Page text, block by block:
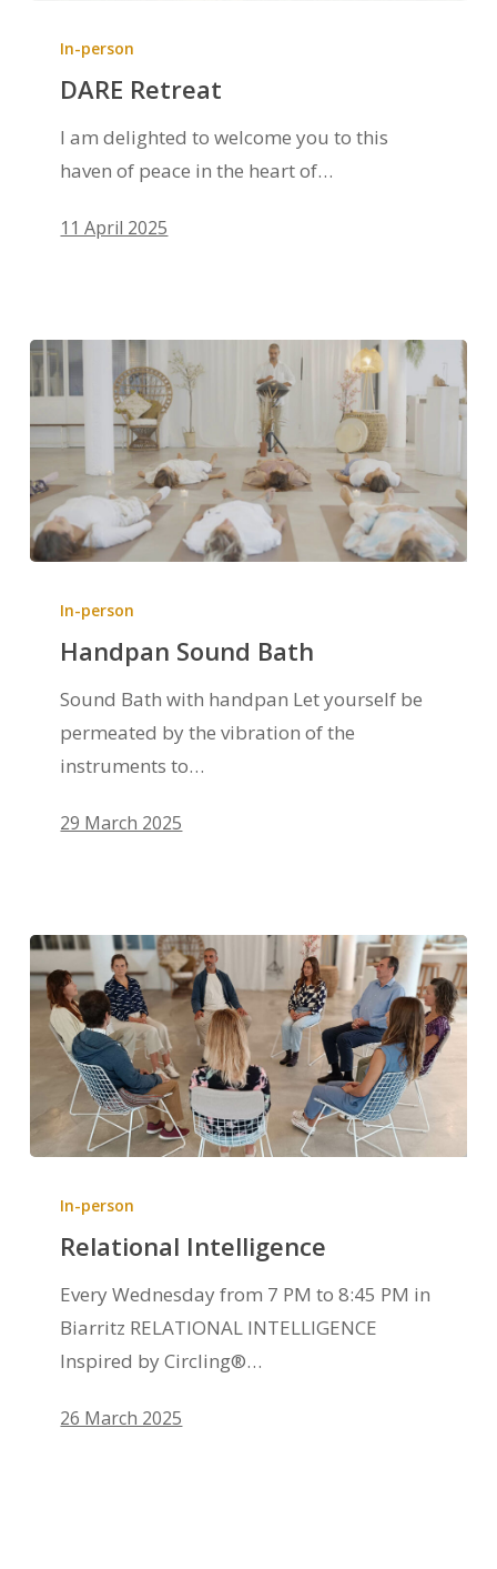
In-person
DARE Retreat
I am delighted to welcome you to this
haven of peace in the heart of…
11 April 2025
In-person
Handpan Sound Bath
Sound Bath with handpan Let yourself be
permeated by the vibration of the
instruments to…
29 March 2025
In-person
Relational Intelligence
Every Wednesday from 7 PM to 8:45 PM in
Biarritz RELATIONAL INTELLIGENCE
Inspired by Circling®…
26 March 2025